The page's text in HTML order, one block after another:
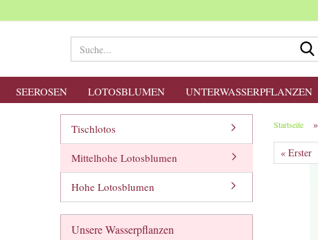
SEEROSEN LOTOSBLUMEN UNTERWASSERPFLANZEN
Startseite »
« Erster
Tischlotos
Mittelhohe Lotosblumen
Hohe Lotosblumen
Unsere Wasserpflanzen